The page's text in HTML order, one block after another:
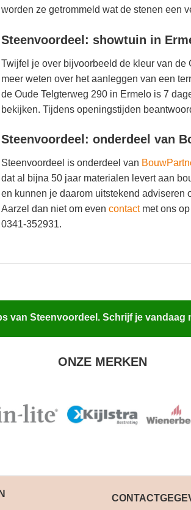
worden ze getrommeld wat de stenen een
Steenvoordeel: showtuin in
Twijfel je over bijvoorbeeld de kleur van
meer weten over het aanleggen van een
de Oude Telgterweg 290 in Ermelo is 7
bekijken. Tijdens openingstijden
Steenvoordeel: onderdeel van
Steenvoordeel is onderdeel van
dat al bijna 50 jaar materialen levert aan
en kunnen je daarom uitstekend adviseren
Aarzel dan niet om evencontact met ons
0341-352931.
van Steenvoordeel. Schrijf je
ONZE MERKEN